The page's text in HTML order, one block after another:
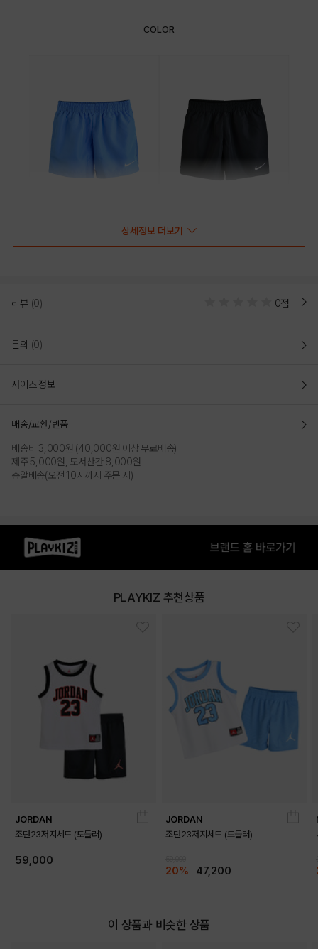
COLOR
상세정보 더보기
리뷰 (0) 0점
문의 (0)
사이즈 정보
배송/교환/반품
배송비 3,000원 (40,000원 이상 무료배송)
제주 5,000원, 도서산간 8,000원
총알배송(오전 10시까지 주문 시)
PLAYKIZ 추천상품
JORDAN
조던23저지세트 (토들러)
59,000
JORDAN
조던23저지세트 (토들러)
20% 47,200
이 상품과 비슷한 상품